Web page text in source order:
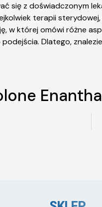
się z doświadczonym
terapii
w której omówi różne
podejścia. Dlatego,